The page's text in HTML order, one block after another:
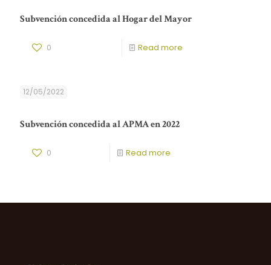
Subvención concedida al Hogar del Mayor
0 Read more
12/05/2022
Subvención concedida al APMA en 2022
0 Read more